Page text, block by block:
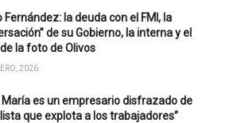
Fernández: la deuda con el FMI, la
de su Gobierno, la interna y el
de la foto de Olivos
2026
María es un empresario disfrazado de
que explota a los trabajadores”